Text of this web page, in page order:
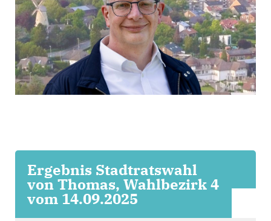
Ergebnis Stadtratswahl
von Thomas, Wahlbezirk 4
vom 14.09.2025